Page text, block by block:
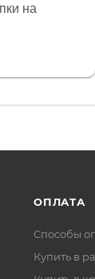
на
магазина
решена.
после
ОПЛАТА
Способы
Купить в